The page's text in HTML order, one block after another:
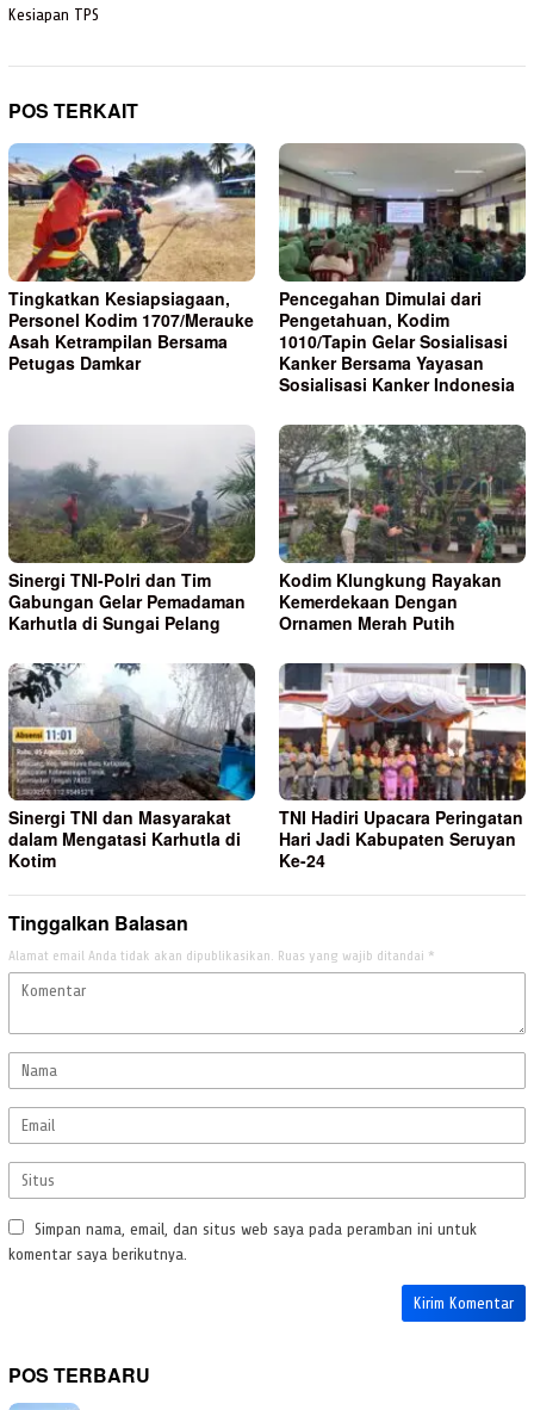
Kesiapan TPS
POS TERKAIT
Tingkatkan Kesiapsiagaan,
Personel Kodim 1707/Merauke
Asah Ketrampilan Bersama
Petugas Damkar
Pencegahan Dimulai dari
Pengetahuan, Kodim
1010/Tapin Gelar Sosialisasi
Kanker Bersama Yayasan
Sosialisasi Kanker Indonesia
Sinergi TNI-Polri dan Tim
Gabungan Gelar Pemadaman
Karhutla di Sungai Pelang
Kodim Klungkung Rayakan
Kemerdekaan Dengan
Ornamen Merah Putih
Sinergi TNI dan Masyarakat
dalam Mengatasi Karhutla di
Kotim
TNI Hadiri Upacara Peringatan
Hari Jadi Kabupaten Seruyan
Ke-24
Tinggalkan Balasan
Alamat email Anda tidak akan dipublikasikan. Ruas yang wajib ditandai *
Simpan nama, email, dan situs web saya pada peramban ini untuk
komentar saya berikutnya.
POS TERBARU